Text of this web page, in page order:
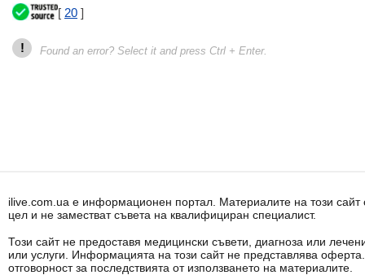
[ 20 ]
! Found an error? Select it and press Ctrl + Enter.
ilive.com.ua е информационен портал. Материалите на този
цел и не заместват съвета на квалифициран специалист.
Този сайт не предоставя медицински съвети, диагноза или
или услуги. Информацията на този сайт не представлява
отговорност за последствията от използването на материалите.